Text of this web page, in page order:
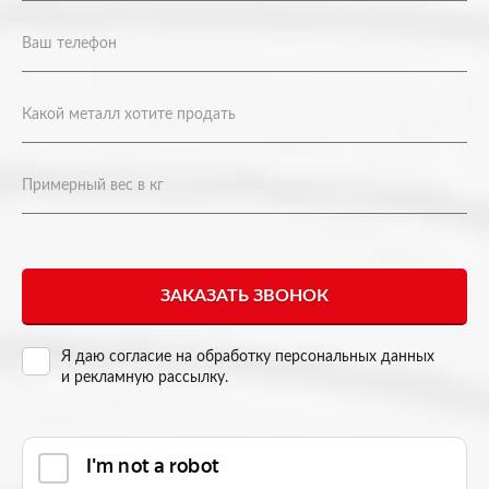
Я даю согласие на обработку персональных данных
и рекламную рассылку.